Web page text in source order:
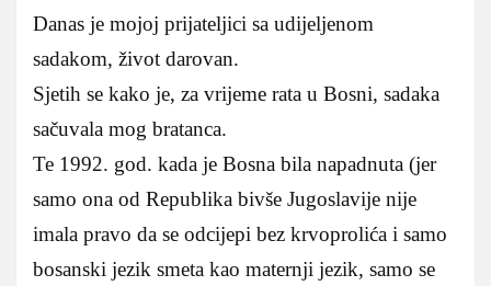
Danas je mojoj prijateljici sa udijeljenom
sadakom, život darovan.
Sjetih se kako je, za vrijeme rata u Bosni, sadaka
sačuvala mog bratanca.
Te 1992. god. kada je Bosna bila napadnuta (jer
samo ona od Republika bivše Jugoslavije nije
imala pravo da se odcijepi bez krvoprolića i samo
bosanski jezik smeta kao maternji jezik, samo se